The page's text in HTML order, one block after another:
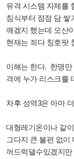
유격 시스템 자체를
침식부터 점점 담 쌓
깨겠지 했는데 오산
현재는 죄다 칭호팟
이해는 한다. 한명
격에 누가 리스크를
차후 성역3은 아마
대형레기온이나 같
그다지 큰 불편 없이
꺼드럭댈수있겠지만